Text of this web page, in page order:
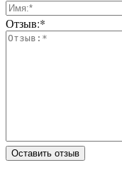
Отзыв:*
Оставить отзыв